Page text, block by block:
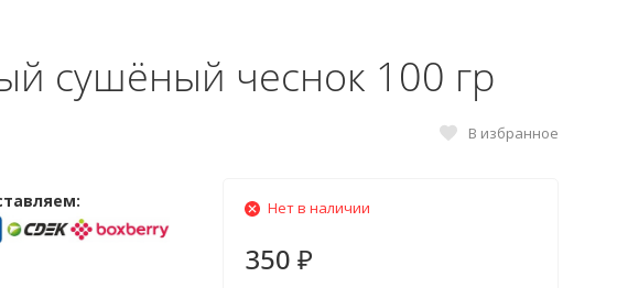
сушёный чеснок 100 гр
В избранное
Нет в наличии
350 ₽